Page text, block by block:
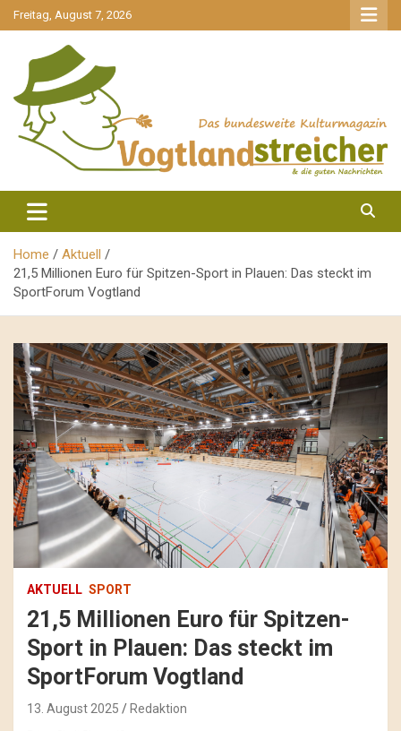
gehe
zum
Freitag, August 7, 2026
Vogtlandstreicher
Home
Aktuell
21,5 Millionen Euro für Spitzen-Sport in Plauen: Das steckt im
SportForum Vogtland
AKTUELL SPORT
21,5 Millionen Euro für Spitzen-
Sport in Plauen: Das steckt im
SportForum Vogtland
13. August 2025 Redaktion